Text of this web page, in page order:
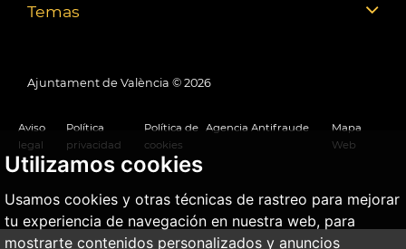
Utilizamos cookies
Usamos cookies y otras técnicas de rastreo para mejorar
tu experiencia de navegación en nuestra web, para
mostrarte contenidos personalizados y anuncios
Temas
Ajuntament de València © 2026
Aviso
legal
Política
privacidad
Política de
cookies
Agencia Antifraude
Mapa
Web